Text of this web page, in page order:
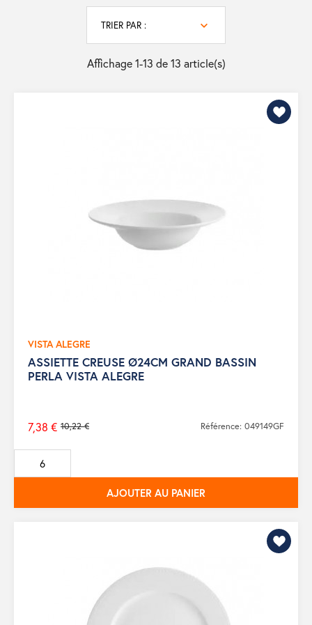
TRIER PAR :
Affichage 1-13 de 13 article(s)
VISTA ALEGRE
ASSIETTE CREUSE Ø24CM GRAND BASSIN
PERLA VISTA ALEGRE
Prix
de
base
10,22 €
7,38 € Référence: 049149GF
AJOUTER AU PANIER